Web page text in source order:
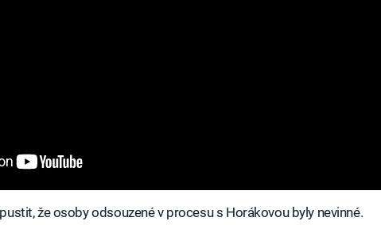
že osoby odsouzené v procesu s Horákovou byly nevinné.